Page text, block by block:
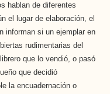
hablan de diferentes
el lugar de elaboración, el
informan si un ejemplar en
rudimentarias del
que lo vendió, o pasó
que decidió
la encuadernación o